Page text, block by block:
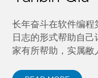
长年奋斗在软件编程
日志的形式帮助自
家有所帮助，实属敝